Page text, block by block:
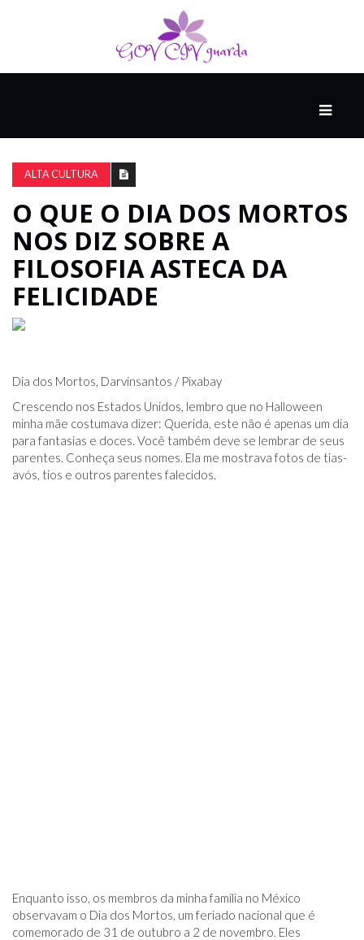
DO
THINK
COMPANHEIRO
COM
ALTA CULTURA
O QUE O DIA DOS MORTOS
NOS DIZ SOBRE A
FILOSOFIA ASTECA DA
FELICIDADE
Dia dos Mortos, Darvinsantos / Pixabay
Crescendo nos Estados Unidos, lembro que no Halloween
minha mãe costumava dizer: Querida, este não é apenas um dia
para fantasias e doces. Você também deve se lembrar de seus
parentes. Conheça seus nomes. Ela me mostrava fotos de tias-
avós, tios e outros parentes falecidos.
Enquanto isso, os membros da minha família no México
observavam o Dia dos Mortos, um feriado nacional que é
comemorado de 31 de outubro a 2 de novembro. Eles